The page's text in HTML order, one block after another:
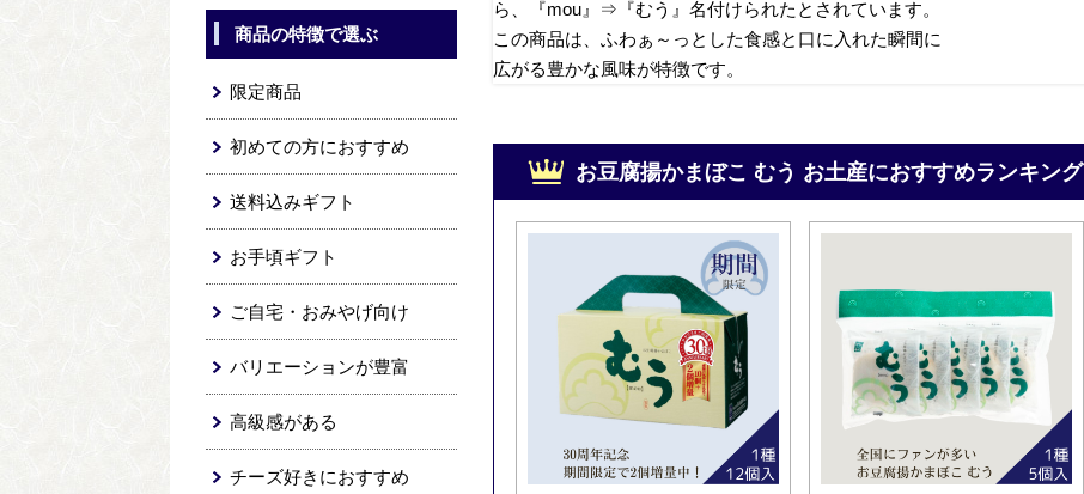
ら、『mou』⇒『むう』名付けられたとされています。
この商品は、ふわぁ～っとした食感と口に入れた瞬間に
広がる豊かな風味が特徴です。
お豆腐揚かまぼこ むう お土産におすすめランキング
商品の特徴で選ぶ
限定商品
初めての方におすすめ
送料込みギフト
お手頃ギフト
ご自宅・おみやげ向け
バリエーションが豊富
高級感がある
チーズ好きにおすすめ